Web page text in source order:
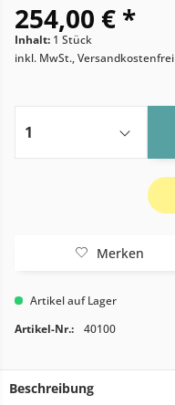
254,00 € *
Inhalt: 1 Stück
inkl. MwSt., Versandkostenfrei
Merken
Artikel auf Lager
Artikel-Nr.:
40100
Beschreibung